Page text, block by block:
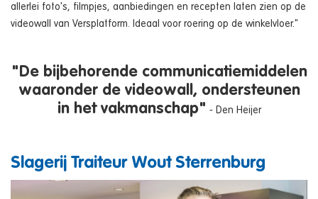
allerlei foto's, filmpjes, aanbiedingen en recepten laten zien op de
videowall van Versplatform. Ideaal voor roering op de winkelvloer."
"De bijbehorende communicatiemiddelen
waaronder de videowall, ondersteunen
in het vakmanschap" - Den Heijer
Slagerij Traiteur Wout Sterrenburg